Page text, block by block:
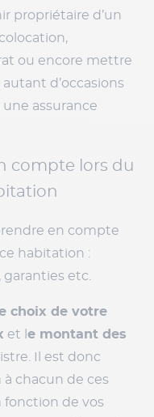
propriétaire d’un
ou encore mettre
d’occasions
assurance
compte lors du
en compte
habitation :
garanties etc.
choix de votre
et l e montant des
Il est donc
chacun de ces
fonction de vos